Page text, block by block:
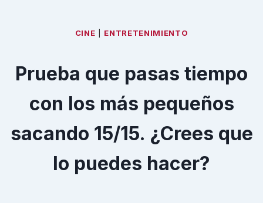
CINE ENTRETENIMIENTO
Prueba que pasas tiempo
con los más pequeños
sacando 15/15. ¿Crees que
lo puedes hacer?